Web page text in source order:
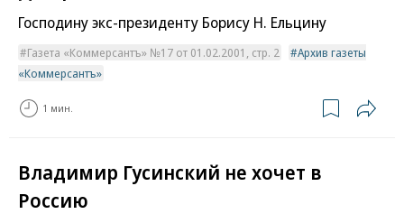
Господину экс-президенту Борису Н. Ельцину
Газета «Коммерсантъ» №17 от 01.02.2001, стр. 2
Архив газеты
«Коммерсантъ»
1 мин.
Владимир Гусинский не хочет в
Россию